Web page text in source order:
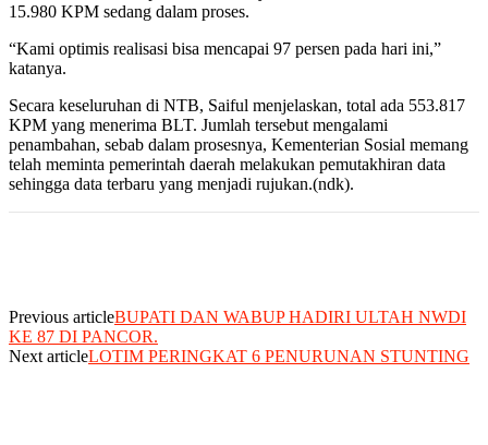
15.980 KPM sedang dalam proses.
“Kami optimis realisasi bisa mencapai 97 persen pada hari ini,”
katanya.
Secara keseluruhan di NTB, Saiful menjelaskan, total ada 553.817
KPM yang menerima BLT. Jumlah tersebut mengalami
penambahan, sebab dalam prosesnya, Kementerian Sosial memang
telah meminta pemerintah daerah melakukan pemutakhiran data
sehingga data terbaru yang menjadi rujukan.(ndk).
Previous articleBUPATI DAN WABUP HADIRI ULTAH NWDI
KE 87 DI PANCOR.
Next articleLOTIM PERINGKAT 6 PENURUNAN STUNTING